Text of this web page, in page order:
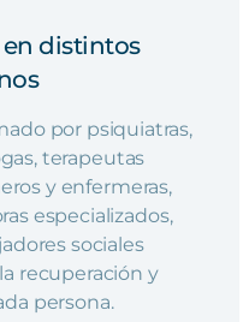
en distintos
por psiquiatras,
terapeutas
y enfermeras,
especializados,
sociales
recuperación y
persona.